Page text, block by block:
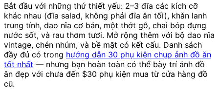
Bắt đầu với những thứ thiết yếu: 2–3 đĩa các kích cỡ
khác nhau (đĩa salad, không phải đĩa ăn tối), khăn lanh
trung tính, dao nĩa cơ bản, một thớt gỗ, chai bóp đựng
nước sốt, và rau thơm tươi. Mở rộng thêm với bộ dao nĩa
vintage, chén nhúm, và bề mặt có kết cấu. Danh sách
đầy đủ có trong hướng dẫn 30 phụ kiện chụp ảnh đồ ăn
tốt nhất — nhưng bạn hoàn toàn có thể bày trí ảnh đồ
ăn đẹp với chưa đến $30 phụ kiện mua từ cửa hàng đồ
cũ.